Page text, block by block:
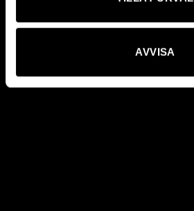
AVVISA
Om oss